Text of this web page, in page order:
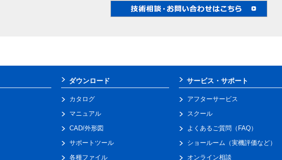
ダウンロード
カタログ
マニュアル
CAD/外形図
サポートツール
各種ファイル
サービス・サポート
アフターサービス
スクール
よくあるご質問（FAQ）
ショールーム（実機評価など）
オンライン相談